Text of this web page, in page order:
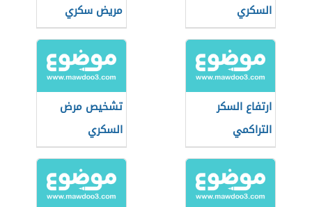
السكري
مريض سكري
ارتفاع السكر
التراكمي
تشخيص مرض
السكري